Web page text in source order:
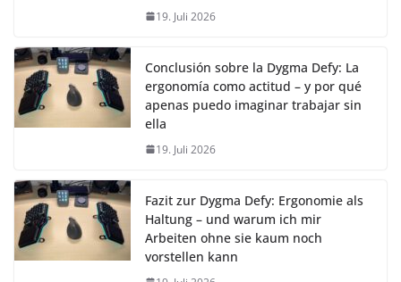
19. Juli 2026
Conclusión sobre la Dygma Defy: La
ergonomía como actitud – y por qué
apenas puedo imaginar trabajar sin
ella
19. Juli 2026
Fazit zur Dygma Defy: Ergonomie als
Haltung – und warum ich mir
Arbeiten ohne sie kaum noch
vorstellen kann